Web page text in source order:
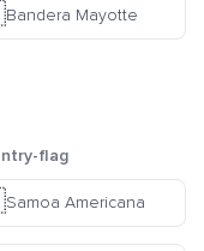
Bandera Mayotte
flag
Samoa Americana